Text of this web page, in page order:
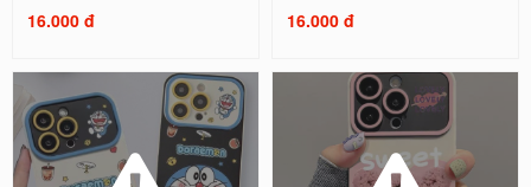
16.000 đ 16.000 đ